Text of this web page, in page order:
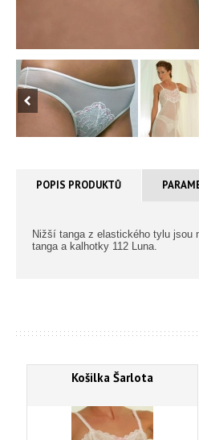
POPIS PRODUKTŮ
Nižší tanga z elastického tylu jsou
tanga a kalhotky 112 Luna.
Košilka Šarlota